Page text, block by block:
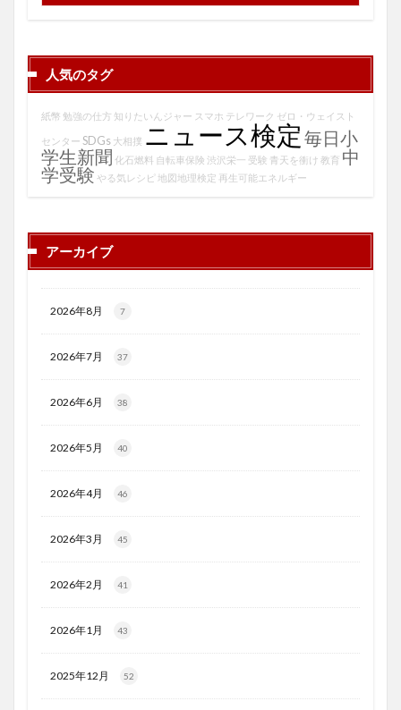
人気のタグ
紙幣 勉強の仕方 知りたいんジャー スマホ テレワーク ゼロ・ウェイスト
センター SDGs 大相撲 ニュース検定 毎日小
学生新聞 化石燃料 自転車保険 渋沢栄一 受験 青天を衝け 教育 中
学受験 やる気レシピ 地図地理検定 再生可能エネルギー
アーカイブ
2026年8月 7
2026年7月 37
2026年6月 38
2026年5月 40
2026年4月 46
2026年3月 45
2026年2月 41
2026年1月 43
2025年12月 52